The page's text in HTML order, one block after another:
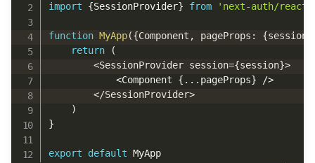
import
{SessionProvider} from 'next-auth/react'
function MyApp({Component , pageProps : {session
return
(
<SessionProvider session={session}>
<Component { ... pageProps} />
</SessionProvider>
)
}
export default MyApp